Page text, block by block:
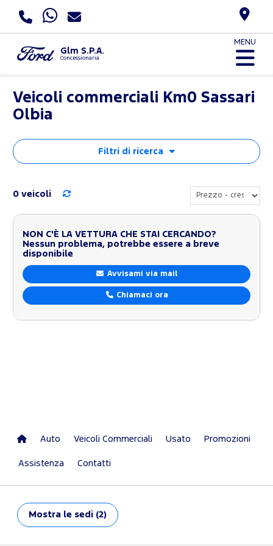
Glm S.P.A.
Concessionaria
MENU
Veicoli commerciali Km0 Sassari
Olbia
Filtri di ricerca
0 veicoli
NON C'È LA VETTURA CHE STAI CERCANDO?
Nessun problema, potrebbe essere a breve
disponibile
Avvisami via mail
Chiamaci ora
Auto Veicoli Commerciali Usato Promozioni
Assistenza Contatti
Mostra le sedi (2)